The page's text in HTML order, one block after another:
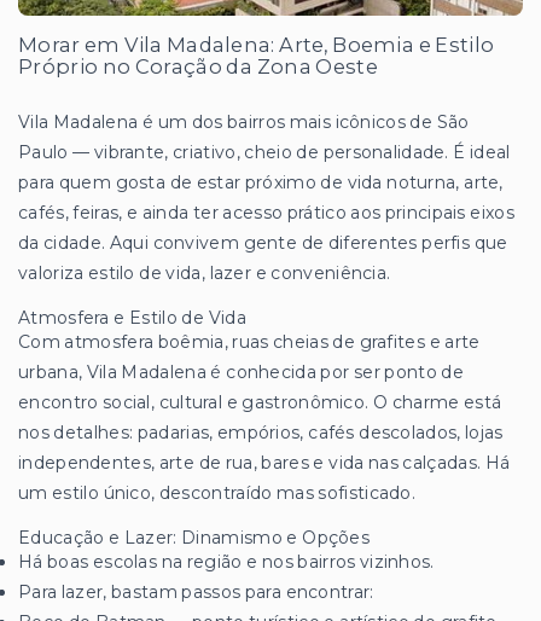
Morar em Vila Madalena: Arte, Boemia e Estilo
Próprio no Coração da Zona Oeste
Vila Madalena é um dos bairros mais icônicos de São
Paulo — vibrante, criativo, cheio de personalidade. É ideal
para quem gosta de estar próximo de vida noturna, arte,
cafés, feiras, e ainda ter acesso prático aos principais eixos
da cidade. Aqui convivem gente de diferentes perfis que
valoriza estilo de vida, lazer e conveniência.
Atmosfera e Estilo de Vida
Com atmosfera boêmia, ruas cheias de grafites e arte
urbana, Vila Madalena é conhecida por ser ponto de
encontro social, cultural e gastronômico. O charme está
nos detalhes: padarias, empórios, cafés descolados, lojas
independentes, arte de rua, bares e vida nas calçadas. Há
um estilo único, descontraído mas sofisticado.
Educação e Lazer: Dinamismo e Opções
Há boas escolas na região e nos bairros vizinhos.
Para lazer, bastam passos para encontrar: